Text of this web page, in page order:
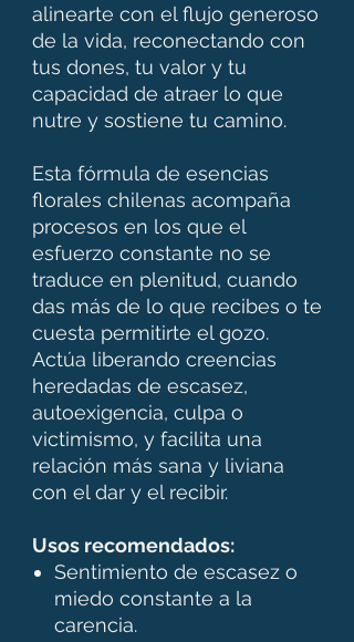
alinearte con el flujo generoso
de la vida, reconectando con
tus dones, tu valor y tu
capacidad de atraer lo que
nutre y sostiene tu camino.
Esta fórmula de esencias
florales chilenas acompaña
procesos en los que el
esfuerzo constante no se
traduce en plenitud, cuando
das más de lo que recibes o te
cuesta permitirte el gozo.
Actúa liberando creencias
heredadas de escasez,
autoexigencia, culpa o
victimismo, y facilita una
relación más sana y liviana
con el dar y el recibir.
Usos recomendados:
Sentimiento de escasez o
miedo constante a la
carencia.